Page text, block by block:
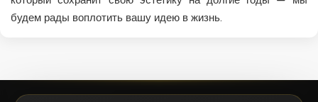
будем рады воплотить вашу идею в жизнь.